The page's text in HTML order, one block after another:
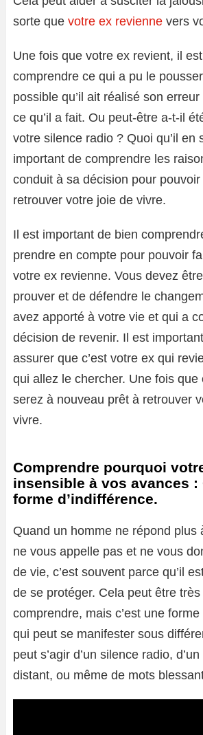
sorte que votre ex revienne vers
Une fois que votre ex revient, il
comprendre ce qui a pu le
possible qu’il ait réalisé son erreur
ce qu’il a fait. Ou peut-être a-t-il
votre silence radio ? Quoi qu’il en
important de comprendre les
conduit à sa décision pour
retrouver votre joie de vivre.
Il est important de bien
prendre en compte pour pouvoir
votre ex revienne. Vous devez
prouver et de défendre le
avez apporté à votre vie et qui a
décision de revenir. Il est
assurer que c’est votre ex qui
qui allez le chercher. Une fois que
serez à nouveau prêt à retrouver
vivre.
Comprendre pourquoi
insensible à vos avances :
forme d’indifférence.
Quand un homme ne répond plus
ne vous appelle pas et ne vous
de vie, c’est souvent parce qu’il
de se protéger. Cela peut être
comprendre, mais c’est une forme
qui peut se manifester sous
peut s’agir d’un silence radio,
distant, ou même de mots